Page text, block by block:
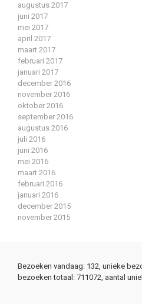
augustus 2017
juni 2017
mei 2017
april 2017
maart 2017
februari 2017
januari 2017
december 2016
november 2016
oktober 2016
september 2016
augustus 2016
juli 2016
juni 2016
mei 2016
maart 2016
februari 2016
januari 2016
december 2015
november 2015
Bezoeken vandaag: 132, unieke
bezoeken totaal: 711072, aantal